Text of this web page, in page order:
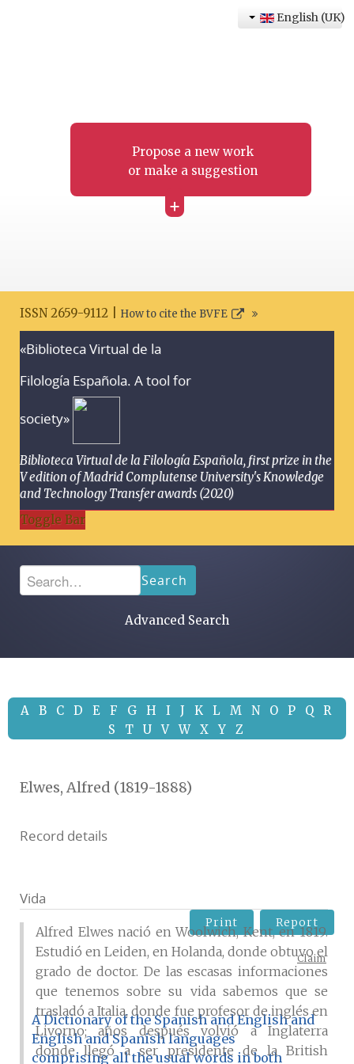
Propose a new work
or make a suggestion
+
English (UK)
ISSN 2659-9112 | How to cite the BVFE
«Biblioteca Virtual de la
Filología Española. A tool for
society»
Biblioteca Virtual de la Filología Española, first prize in the
V edition of Madrid Complutense University's Knowledge
and Technology Transfer awards (2020)
Toggle Bar
Search
Advanced Search
A B C D E F G H I J K L M N O P Q
R
S
T U V W X Y Z
Elwes, Alfred (1819-1888)
Record details
Vida
Alfred Elwes nació en Woolwich, Kent, en 1819.
Estudió en Leiden, en Holanda, donde obtuvo el
grado de doctor. De las escasas informaciones
que tenemos sobre su vida sabemos que se
trasladó a Italia, donde fue profesor de inglés en
Livorno; años después volvió a Inglaterra
donde llegó a ser presidente de la British
Print Report
Claim
A Dictionary of the Spanish and English and
English and Spanish languages
comprising all the usual words in both